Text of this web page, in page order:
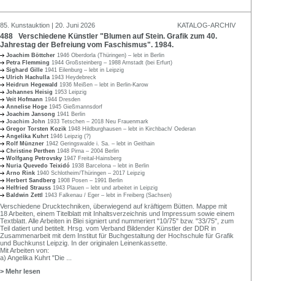
85. Kunstauktion | 20. Juni 2026 KATALOG-ARCHIV
488 Verschiedene Künstler "Blumen auf Stein. Grafik zum 40.
Jahrestag der Befreiung vom Faschismus". 1984.
Joachim Böttcher 1946 Oberdorla (Thüringen) – lebt in Berlin
Petra Flemming 1944 Großsteinberg – 1988 Arnstadt (bei Erfurt)
Sighard Gille 1941 Eilenburg – lebt in Leipzig
Ulrich Hachulla 1943 Heydebreck
Heidrun Hegewald 1936 Meißen – lebt in Berlin-Karow
Johannes Heisig 1953 Leipzig
Veit Hofmann 1944 Dresden
Annelise Hoge 1945 Gießmannsdorf
Joachim Jansong 1941 Berlin
Joachim John 1933 Tetschen – 2018 Neu Frauenmark
Gregor Torsten Kozik 1948 Hildburghausen – lebt in Kirchbach/ Oederan
Angelika Kuhrt 1946 Leipzig (?)
Rolf Münzner 1942 Geringswalde i. Sa. – lebt in Geithain
Christine Perthen 1948 Pirna – 2004 Berlin
Wolfgang Petrovsky 1947 Freital-Hainsberg
Nuria Quevedo Teixidó 1938 Barcelona – lebt in Berlin
Arno Rink 1940 Schlotheim/Thüringen – 2017 Leipzig
Herbert Sandberg 1908 Posen – 1991 Berlin
Helfried Strauss 1943 Plauen – lebt und arbeitet in Leipzig
Baldwin Zettl 1943 Falkenau / Eger – lebt in Freiberg (Sachsen)
Verschiedene Drucktechniken, überwiegend auf kräftigem Bütten. Mappe mit
18 Arbeiten, einem Titelblatt mit Inhaltsverzeichnis und Impressum sowie einem
Textblatt. Alle Arbeiten in Blei signiert und nummeriert "10/75" bzw. "33/75", zum
Teil datiert und betitelt. Hrsg. vom Verband Bildender Künstler der DDR in
Zusammenarbeit mit dem Institut für Buchgestaltung der Hochschule für Grafik
und Buchkunst Leipzig. In der originalen Leinenkassette.
Mit Arbeiten von:
a) Angelika Kuhrt "Die
> Mehr lesen